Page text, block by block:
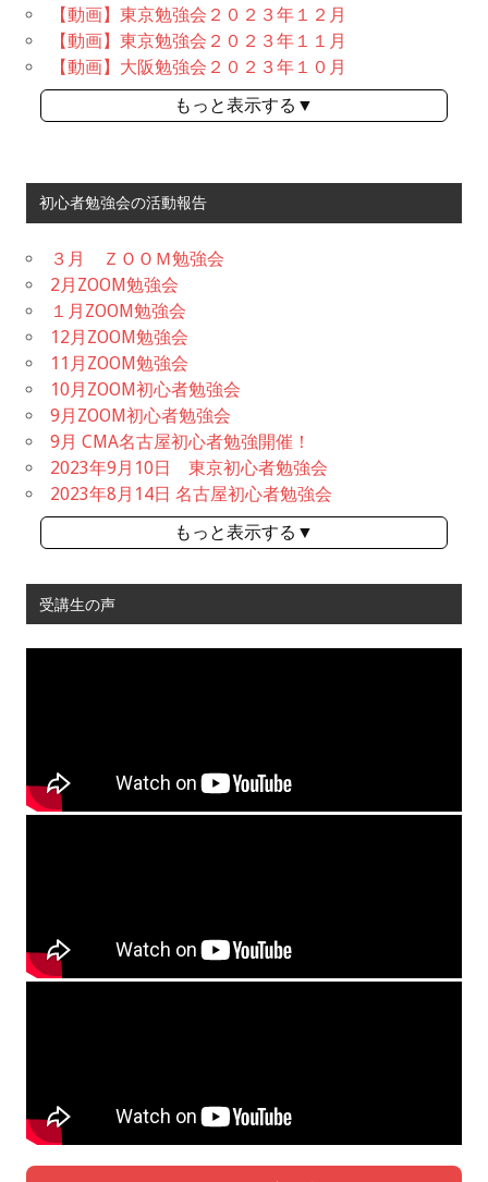
【動画】東京勉強会２０２３年１２月
【動画】東京勉強会２０２３年１１月
【動画】大阪勉強会２０２３年１０月
もっと表示する▼
初心者勉強会の活動報告
３月 ＺＯＯＭ勉強会
2月ZOOM勉強会
１月ZOOM勉強会
12月ZOOM勉強会
11月ZOOM勉強会
10月ZOOM初心者勉強会
9月ZOOM初心者勉強会
9月 CMA名古屋初心者勉強開催！
2023年9月10日 東京初心者勉強会
2023年8月14日 名古屋初心者勉強会
もっと表示する▼
受講生の声